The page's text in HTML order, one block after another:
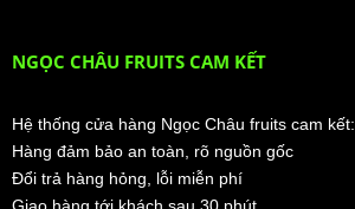
NGỌC CHÂU FRUITS CAM KẾT
Hệ thống cửa hàng Ngọc Châu fruits cam kết:
Hàng đảm bảo an toàn, rõ nguồn gốc
Đổi trả hàng hỏng, lỗi miễn phí